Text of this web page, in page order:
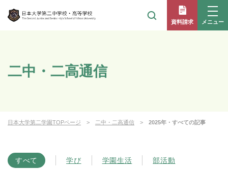
資料請求 メニュー
二中・二高通信
日本大学第二学園TOPページ 二中・二高通信 2025年・すべての記事
すべて 学び 学園生活 部活動